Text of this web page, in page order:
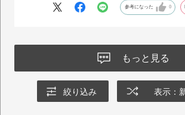
参考になった 0
もっと見る
絞り込み 表示：